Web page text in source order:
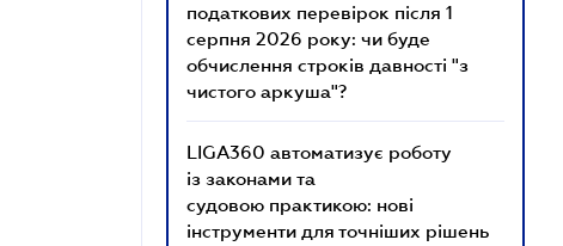
податкових перевірок після 1
серпня 2026 року: чи буде
обчислення строків давності "з
чистого аркуша"?
LIGA360 автоматизує роботу
із законами та
судовою практикою: нові
інструменти для точніших рішень